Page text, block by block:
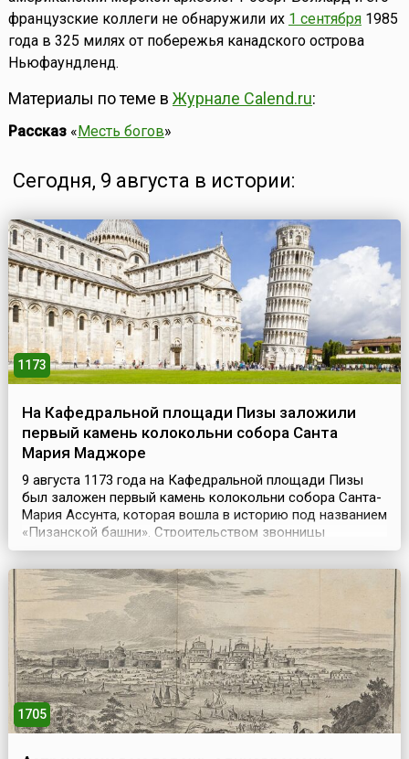
французские коллеги не обнаружили их 1 сентября1985
года в 325 милях от побережья канадского острова
Ньюфаундленд.
Материалы по теме в Журнале Calend.ru:
Рассказ« Месть богов»
Сегодня, 9 августа в истории:
1173
На Кафедральной площади Пизы заложили
первый камень колокольни собора Санта
Мария Маджоре
9 августа 1173 года на Кафедральной площади Пизы
был заложен первый камень колокольни собора Санта-
Мария Ассунта, которая вошла в историю под названием
«Пизанской башни». Строительством звонницы
занимались мастера Гульельмо из Инсбрука и Боннано.
Однако, построив первый этаж высотой 11 метров и два
колоннадных кольца, Бонанно обнаружил, что
колокольня отклонилась от вертикали на четыре
сантиме...
1705